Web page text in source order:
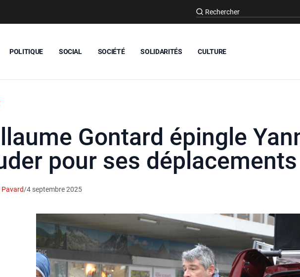
POLITIQUE SOCIAL SOCIÉTÉ SOLIDARITÉS CULTURE
Gontard épingle
pour ses
/4 septembre 2025